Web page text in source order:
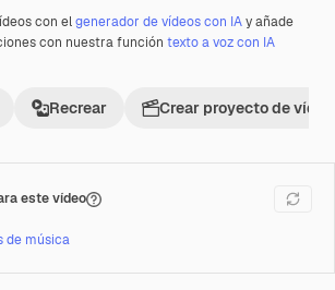
con elgenerador de vídeos con IAy añade
con nuestra función texto a voz con IA
Recrear Crear proyecto de vídeo
este vídeo
de música